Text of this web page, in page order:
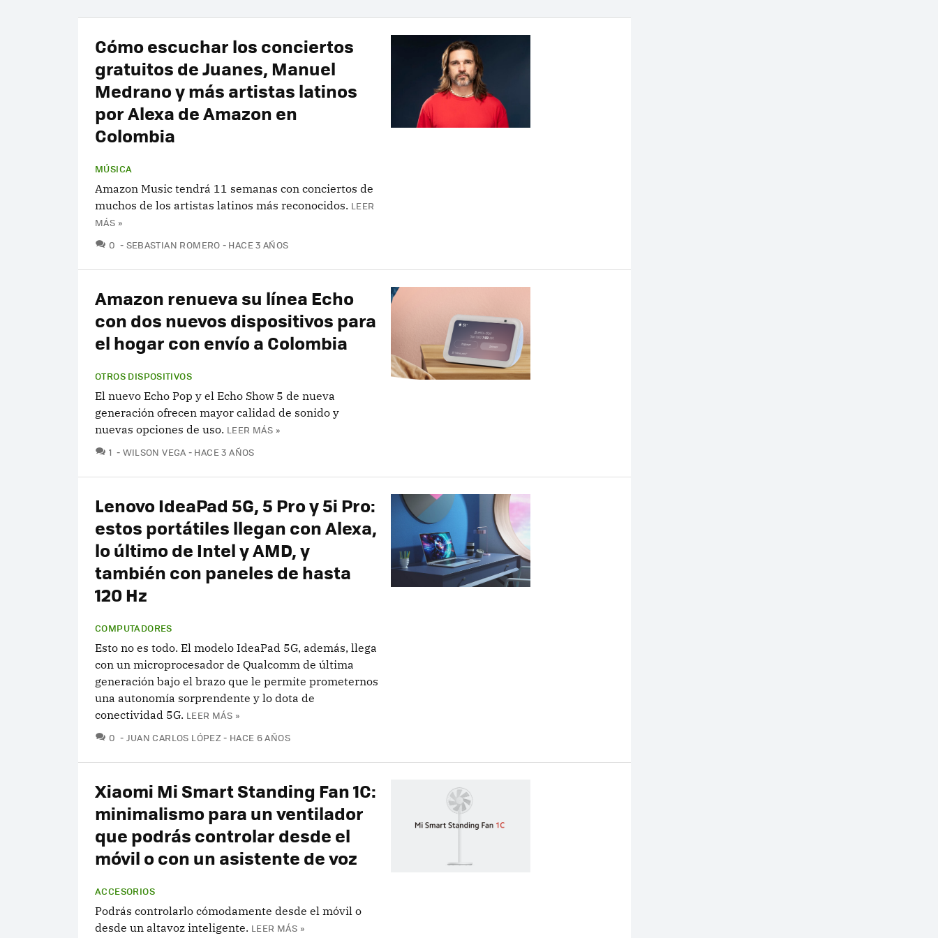
Cómo escuchar los conciertos
gratuitos de Juanes, Manuel
Medrano y más artistas latinos
por Alexa de Amazon en
Colombia
MÚSICA
Amazon Music tendrá 11 semanas con conciertos de
muchos de los artistas latinos más reconocidos. LEER
MÁS »
0 COMENTARIOS
SEBASTIAN ROMERO HACE 3 AÑOS
Amazon renueva su línea Echo
con dos nuevos dispositivos para
el hogar con envío a Colombia
OTROS DISPOSITIVOS
El nuevo Echo Pop y el Echo Show 5 de nueva
generación ofrecen mayor calidad de sonido y
nuevas opciones de uso. LEER MÁS »
1 COMENTARIOS
WILSON VEGA HACE 3 AÑOS
Lenovo IdeaPad 5G, 5 Pro y 5i Pro:
estos portátiles llegan con Alexa,
lo último de Intel y AMD, y
también con paneles de hasta
120 Hz
COMPUTADORES
Esto no es todo. El modelo IdeaPad 5G, además, llega
con un microprocesador de Qualcomm de última
generación bajo el brazo que le permite prometernos
una autonomía sorprendente y lo dota de
conectividad 5G. LEER MÁS »
0 COMENTARIOS
JUAN CARLOS LÓPEZ HACE 6 AÑOS
Xiaomi Mi Smart Standing Fan 1C:
minimalismo para un ventilador
que podrás controlar desde el
móvil o con un asistente de voz
ACCESORIOS
Podrás controlarlo cómodamente desde el móvil o
desde un altavoz inteligente. LEER MÁS »